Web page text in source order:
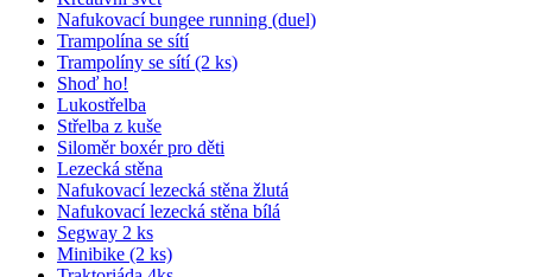
Nafukovací bungee running (duel)
Trampolína se sítí
Trampolíny se sítí (2 ks)
Shoď ho!
Lukostřelba
Střelba z kuše
Siloměr boxér pro děti
Lezecká stěna
Nafukovací lezecká stěna žlutá
Nafukovací lezecká stěna bílá
Segway 2 ks
Minibike (2 ks)